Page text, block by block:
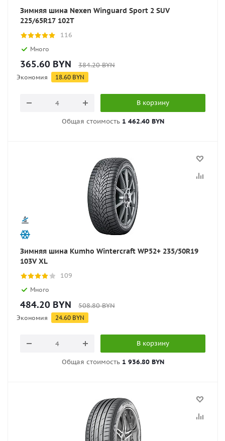
Зимняя шина Nexen Winguard Sport 2 SUV
225/65R17 102T
116
Много
365.60 BYN 384.20BYN
Экономия 18.60 BYN
В корзину
Общая стоимость 1 462.40 BYN
Зимняя шина Kumho Wintercraft WP52+ 235/50R19
103V XL
109
Много
484.20 BYN 508.80BYN
Экономия 24.60 BYN
В корзину
Общая стоимость 1 936.80 BYN